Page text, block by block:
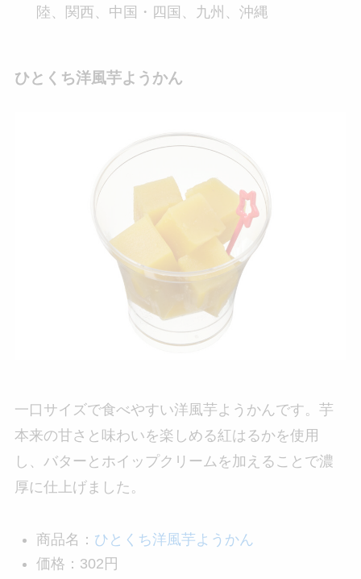
陸、関西、中国・四国、九州、沖縄
ひとくち洋風芋ようかん
一口サイズで食べやすい洋風芋ようかんです。芋
本来の甘さと味わいを楽しめる紅はるかを使用
し、バターとホイップクリームを加えることで濃
厚に仕上げました。
商品名： ひとくち洋風芋ようかん
価格：302円